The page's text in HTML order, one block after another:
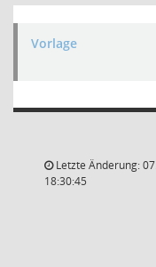
Vorlage
Letzte Änderung:
18:30:45